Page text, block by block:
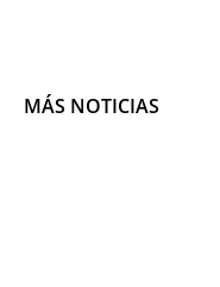
MÁS NOTICIAS